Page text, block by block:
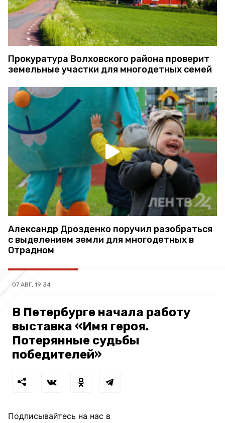
Прокуратура Волховского района проверит
земельные участки для многодетных семей
Александр Дрозденко поручил разобраться
с выделением земли для многодетных в
Отрадном
07 АВГ, 19:34
В Петербурге начала работу
выставка «Имя героя.
Потерянные судьбы
победителей»
Подписывайтесь на нас в